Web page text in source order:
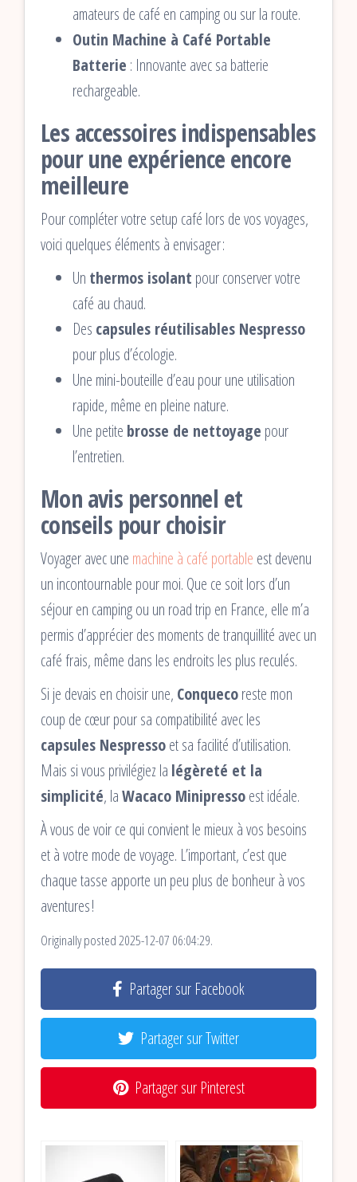
amateurs de café en camping ou sur la route.
Outin Machine à Café Portable
Batterie : Innovante avec sa batterie
rechargeable.
Les accessoires indispensables
pour une expérience encore
meilleure
Pour compléter votre setup café lors de vos voyages,
voici quelques éléments à envisager :
Un thermos isolant pour conserver votre
café au chaud.
Des capsules réutilisables Nespresso
pour plus d’écologie.
Une mini-bouteille d’eau pour une utilisation
rapide, même en pleine nature.
Une petite brosse de nettoyage pour
l’entretien.
Mon avis personnel et
conseils pour choisir
Voyager avec une machine à café portable est devenu
un incontournable pour moi. Que ce soit lors d’un
séjour en camping ou un road trip en France, elle m’a
permis d’apprécier des moments de tranquillité avec un
café frais, même dans les endroits les plus reculés.
Si je devais en choisir une, Conquecoreste mon
coup de cœur pour sa compatibilité avec les
capsules Nespressoet sa facilité d’utilisation.
Mais si vous privilégiez la légèreté et la
simplicité, laWacaco Minipressoest idéale.
À vous de voir ce qui convient le mieux à vos besoins
et à votre mode de voyage. L’important, c’est que
chaque tasse apporte un peu plus de bonheur à vos
aventures !
Originally posted 2025-12-07 06:04:29.
Partager sur Facebook
Partager sur Twitter
Partager sur Pinterest